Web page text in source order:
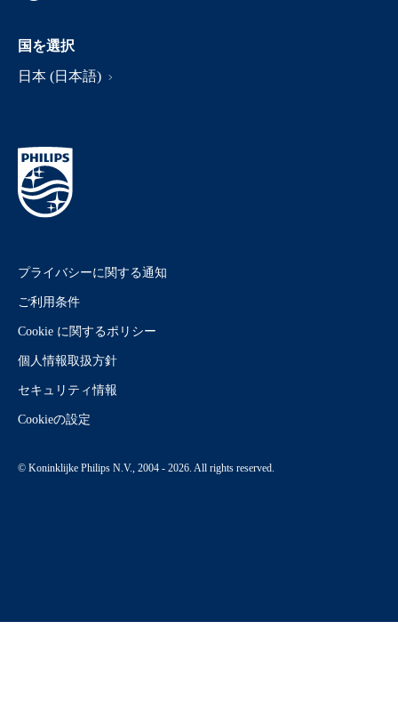
国を選択
日本 (日本語)
プライバシーに関する通知
ご利用条件
Cookie に関するポリシー
個人情報取扱方針
セキュリティ情報
Cookieの設定
© Koninklijke Philips N.V., 2004 - 2026. All rights reserved.